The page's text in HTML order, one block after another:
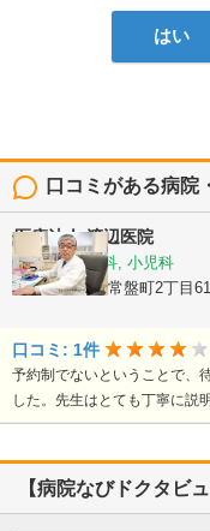
はい
口コミがある病院
医療法人渡辺医院
内科, 消化器科, 小児科
愛知県豊田市常盤町2丁目61
口コミ: 1件
予約制でないということで、
した。先生はとても丁寧に説
【病院なびドクタビ